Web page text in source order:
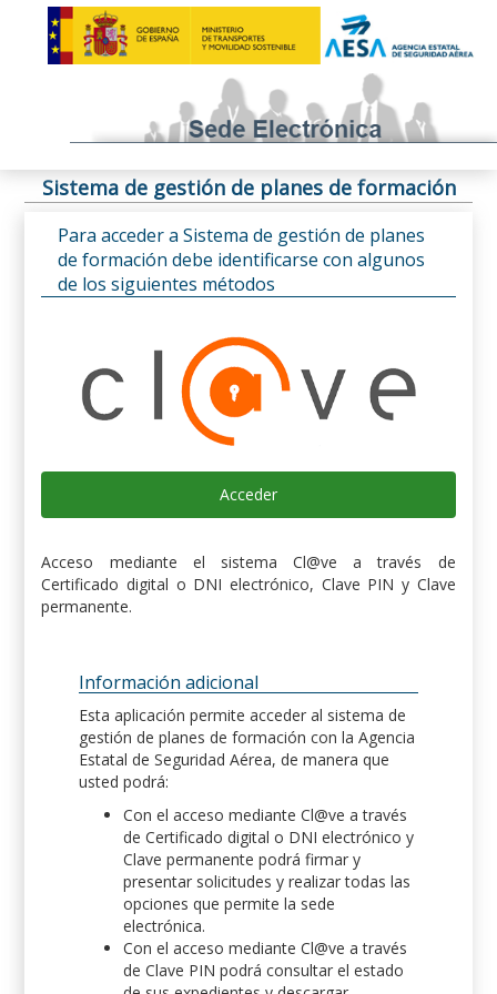
Sistema de gestión de planes de formación
Para acceder a Sistema de gestión de planes
de formación debe identificarse con algunos
de los siguientes métodos
Acceder
Acceso mediante el sistema Cl@ve a través de
Certificado digital o DNI electrónico, Clave PIN y Clave
permanente.
Información adicional
Esta aplicación permite acceder al sistema de
gestión de planes de formación con la Agencia
Estatal de Seguridad Aérea, de manera que
usted podrá:
Con el acceso mediante Cl@ve a través
de Certificado digital o DNI electrónico y
Clave permanente podrá firmar y
presentar solicitudes y realizar todas las
opciones que permite la sede
electrónica.
Con el acceso mediante Cl@ve a través
de Clave PIN podrá consultar el estado